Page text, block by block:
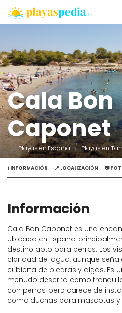
Cala Bon
Caponet
Playas en España Playas en
ℹ️ INFORMACIÓN 📍 LOCALIZACIÓN 📷
Información
Cala Bon Caponet es una
ubicada en España,
destino apto para perros. Los
claridad del agua, aunque
cubierta de piedras y algas. Es
menudo descrito como
con perros, pero carece de
como duchas para mascotas y